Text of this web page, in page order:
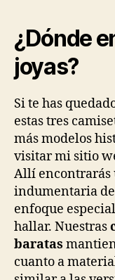
¿Dónde
joyas?
Si te has
estas tres
más modelos
visitar mi sitio
Allí encontrarás
indumentaria
enfoque
hallar. Nuestras
baratas
cuanto a